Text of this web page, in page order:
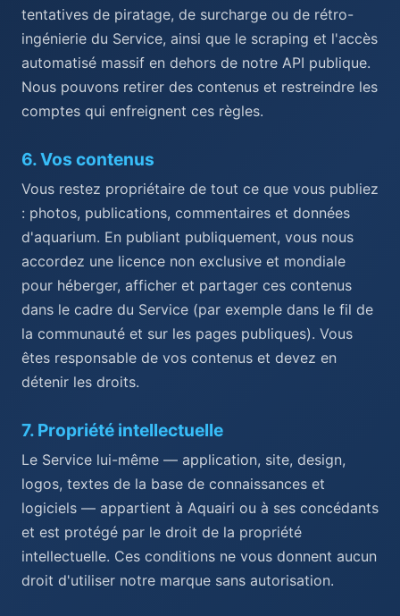
tentatives de piratage, de surcharge ou de rétro-
ingénierie du Service, ainsi que le scraping et l'accès
automatisé massif en dehors de notre API publique.
Nous pouvons retirer des contenus et restreindre les
comptes qui enfreignent ces règles.
6.Vos contenus
Vous restez propriétaire de tout ce que vous publiez
: photos, publications, commentaires et données
d'aquarium. En publiant publiquement, vous nous
accordez une licence non exclusive et mondiale
pour héberger, afficher et partager ces contenus
dans le cadre du Service (par exemple dans le fil de
la communauté et sur les pages publiques). Vous
êtes responsable de vos contenus et devez en
détenir les droits.
7. Propriété intellectuelle
Le Service lui-même — application, site, design,
logos, textes de la base de connaissances et
logiciels — appartient à Aquairi ou à ses concédants
et est protégé par le droit de la propriété
intellectuelle. Ces conditions ne vous donnent aucun
droit d'utiliser notre marque sans autorisation.